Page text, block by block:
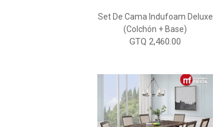
Set De Cama Indufoam Deluxe
(Colchón + Base)
GTQ 2,460.00